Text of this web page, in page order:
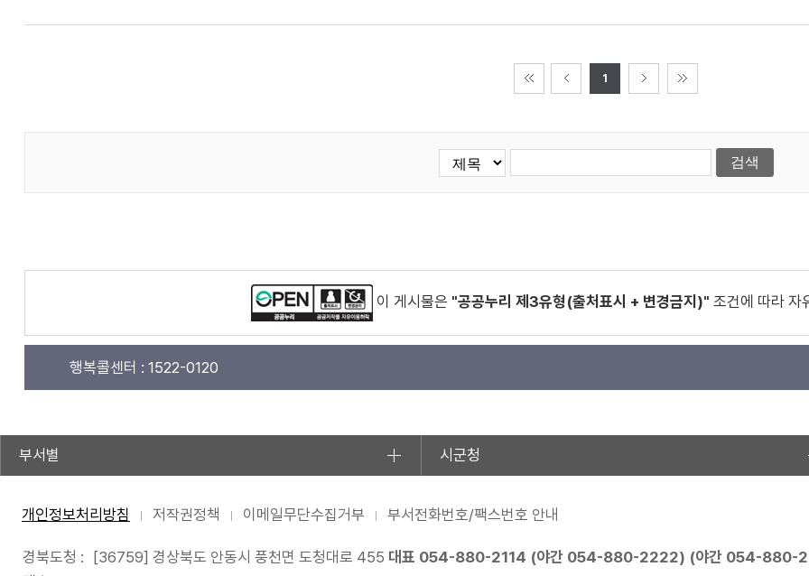
1
이 게시물은 "공공누리 제3유형(출처표시 + 변경금지)" 조건에 따라 자
행복콜센터 : 1522-0120
부서별 시군청
개인정보처리방침 저작권정책 이메일무단수집거부 부서전화번호/팩스번호 안내
경북도청 : [36759] 경상북도 안동시 풍천면 도청대로 455 대표 054-880-2114 (야간 054-880-2222) (야간 054-880-